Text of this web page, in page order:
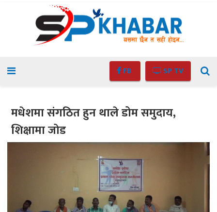
FB SP TV
मधेशमा संगठित हुन थाले डोम समुदाय,
शिक्षामा जोड